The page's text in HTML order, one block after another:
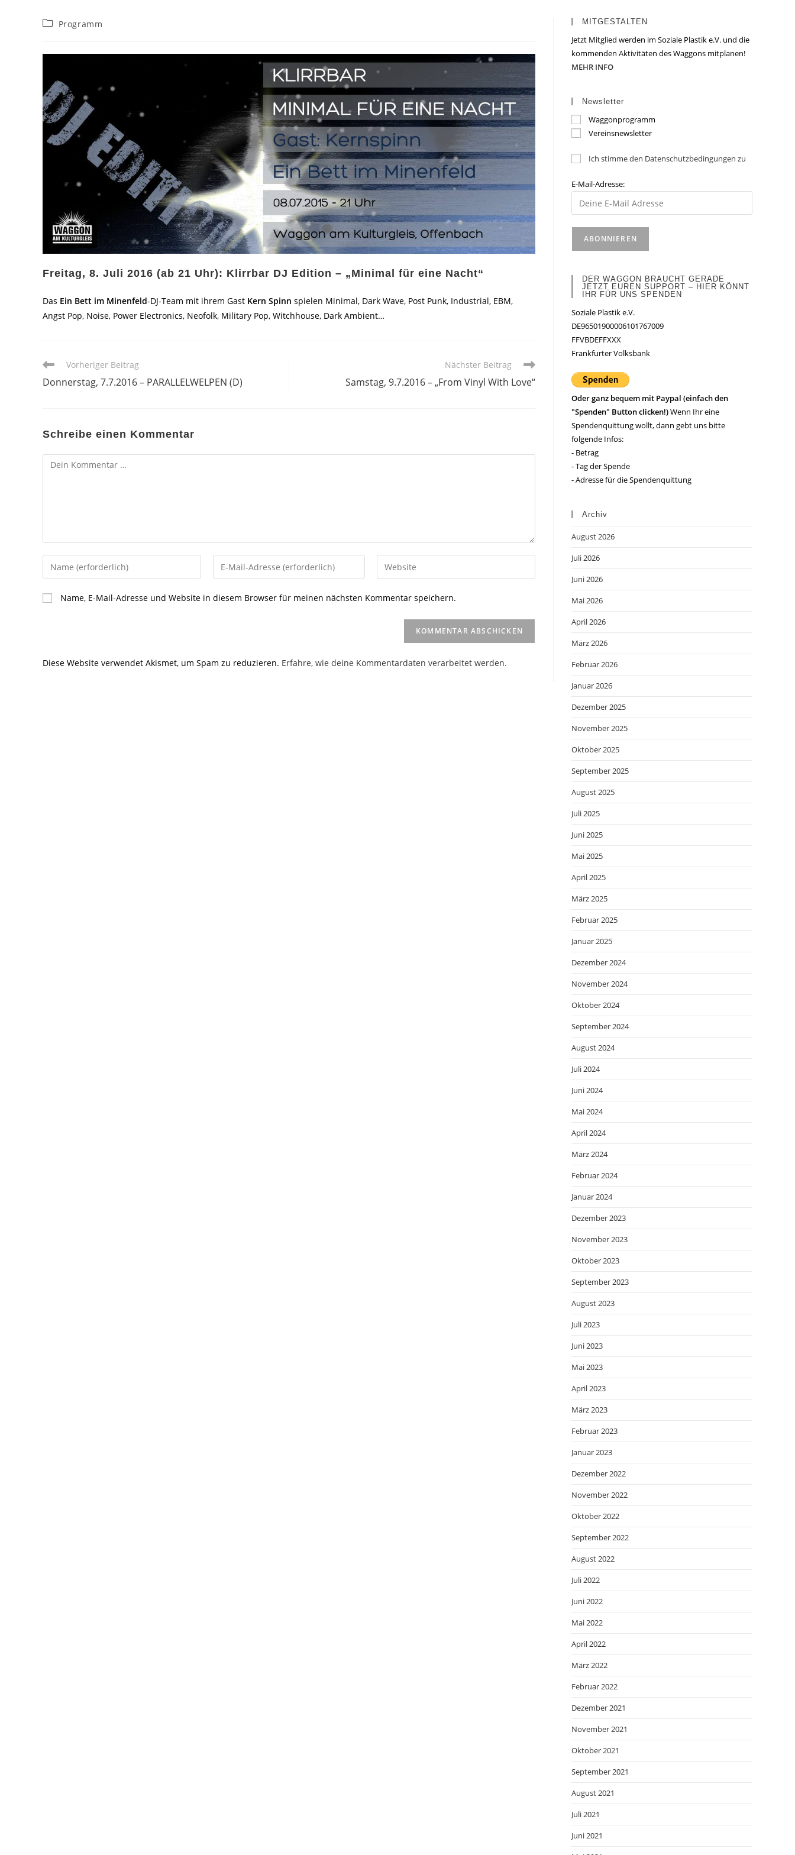
Beitrags-
Programm
Freitag, 8. Juli 2016 (ab 21 Uhr): Klirrbar DJ Edition – „Minimal für eine Nacht“
Das Ein Bett im Minenfeld-DJ-Team mit ihrem Gast Kern Spinn spielen Minimal, Dark Wave, Post Punk, Industrial, EBM,
Angst Pop, Noise, Power Electronics, Neofolk, Military Pop, Witchhouse, Dark Ambient…
Weitere
ansehen
Vorheriger Beitrag
Donnerstag, 7.7.2016 – PARALLELWELPEN (D)
Nächster Beitrag
Samstag, 9.7.2016 – „From Vinyl With Love“
Schreibe einen Kommentar
Kommentar
Gib
deinen
Namen
oder
ein
Gib
deine
ein
Gib
deine
Name, E-Mail-Adresse und Website in diesem Browser für meinen nächsten Kommentar speichern.
Diese Website verwendet Akismet, um Spam zu reduzieren. Erfahre, wie deine Kommentardaten verarbeitet werden.
MITGESTALTEN
Jetzt Mitglied werden im Soziale Plastik e.V. und die
kommenden Aktivitäten des Waggons mitplanen!
MEHR INFO
Newsletter
Waggonprogramm
Vereinsnewsletter
Ich stimme den Datenschutzbedingungen zu
E-Mail-Adresse:
DER WAGGON BRAUCHT GERADE
JETZT EUREN SUPPORT – HIER KÖNNT
IHR FÜR UNS SPENDEN
Soziale Plastik e.V.
DE96501900006101767009
FFVBDEFFXXX
Frankfurter Volksbank
Oder ganz bequem mit Paypal (einfach den
"Spenden" Button clicken!)Wenn Ihr eine
Spendenquittung wollt, dann gebt uns bitte
folgende Infos:
- Betrag
- Tag der Spende
- Adresse für die Spendenquittung
Archiv
August 2026
Juli 2026
Juni 2026
Mai 2026
April 2026
März 2026
Februar 2026
Januar 2026
Dezember 2025
November 2025
Oktober 2025
September 2025
August 2025
Juli 2025
Juni 2025
Mai 2025
April 2025
März 2025
Februar 2025
Januar 2025
Dezember 2024
November 2024
Oktober 2024
September 2024
August 2024
Juli 2024
Juni 2024
Mai 2024
April 2024
März 2024
Februar 2024
Januar 2024
Dezember 2023
November 2023
Oktober 2023
September 2023
August 2023
Juli 2023
Juni 2023
Mai 2023
April 2023
März 2023
Februar 2023
Januar 2023
Dezember 2022
November 2022
Oktober 2022
September 2022
August 2022
Juli 2022
Juni 2022
Mai 2022
April 2022
März 2022
Februar 2022
Dezember 2021
November 2021
Oktober 2021
September 2021
August 2021
Juli 2021
Juni 2021